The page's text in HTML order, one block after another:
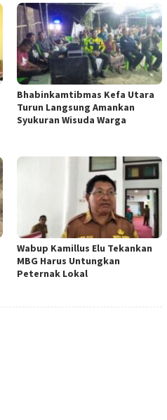
Bhabinkamtibmas Kefa Utara
Turun Langsung Amankan
Syukuran Wisuda Warga
Wabup Kamillus Elu Tekankan
MBG Harus Untungkan
Peternak Lokal